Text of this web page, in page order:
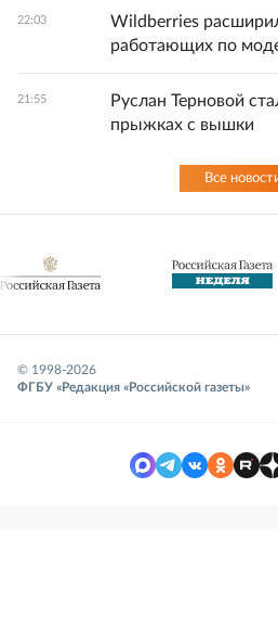
22:03
Wildberries
работающих по
21:55
Руслан Терновой
прыжках с вышки
Все
© 1998-2026
ФГБУ «Редакция «Российской газеты»